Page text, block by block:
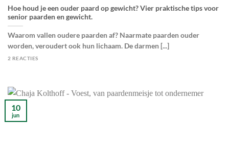
Hoe houd je een ouder paard op gewicht? Vier praktische tips voor
senior paarden en gewicht.
Waarom vallen oudere paarden af? Naarmate paarden ouder
worden, veroudert ook hun lichaam. De darmen [...]
2 REACTIES
10
jun